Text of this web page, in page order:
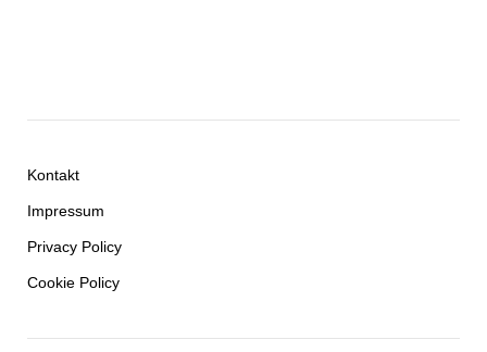
Kontakt
Impressum
Privacy Policy
Cookie Policy